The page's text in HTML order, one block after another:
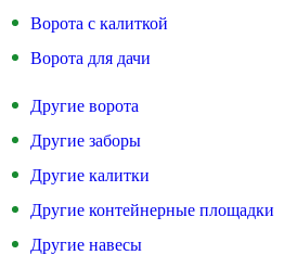
Ворота с калиткой
Ворота для дачи
Другие ворота
Другие заборы
Другие калитки
Другие контейнерные площадки
Другие навесы